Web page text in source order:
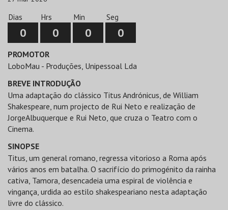
Dias
0
Hrs
0
Min
0
Seg
0
PROMOTOR
LoboMau - Produções, Unipessoal Lda
BREVE INTRODUÇÃO
Uma adaptação do clássico Titus Andrónicus, de William
Shakespeare, num projecto de Rui Neto e realização de
JorgeAlbuquerque e Rui Neto, que cruza o Teatro com o
Cinema.
SINOPSE
Titus, um general romano, regressa vitorioso a Roma após
vários anos em batalha. O sacrifício do primogénito da rainha
cativa, Tamora, desencadeia uma espiral de violência e
vingança, urdida ao estilo shakespeariano nesta adaptação
livre do clássico.